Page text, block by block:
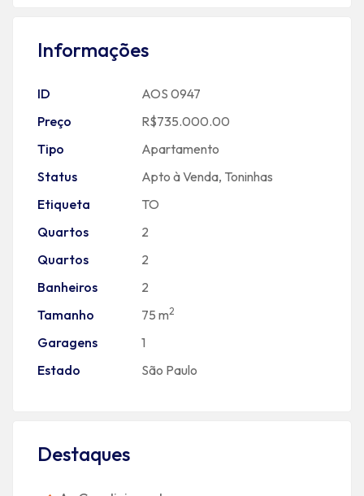
Informações
ID
AOS 0947
Preço
R$735.000.00
Tipo
Apartamento
Status
Apto à Venda, Toninhas
Etiqueta
TO
Quartos
2
Quartos
2
Banheiros
2
Tamanho
75 m2
Garagens
1
Estado
São Paulo
Destaques